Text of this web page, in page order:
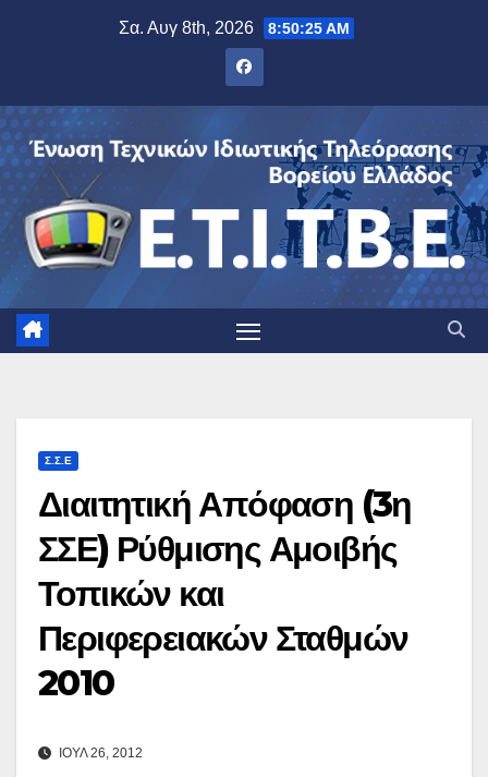
Σα. Αυγ 8th, 2026 8:50:26 AM
Σ.Σ.Ε
Διαιτητική Απόφαση (3η
ΣΣΕ) Ρύθμισης Αμοιβής
Τοπικών και
Περιφερειακών Σταθμών
2010
ΙΟΎΛ 26, 2012